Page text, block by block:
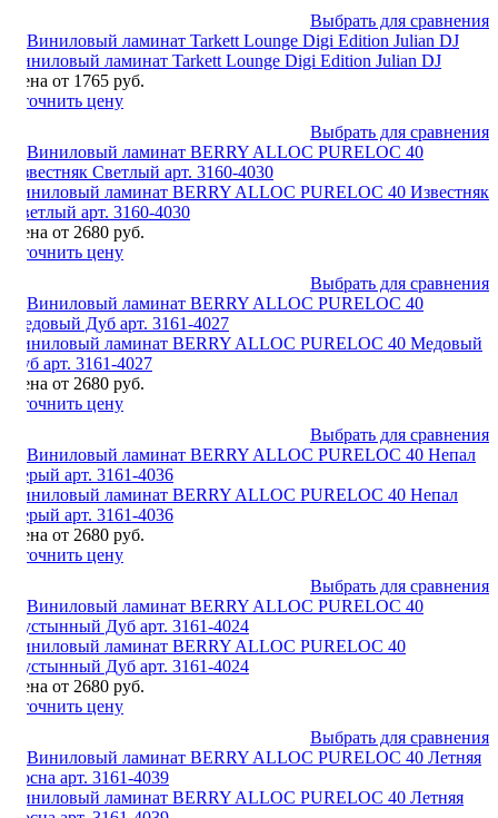
Выбрать для сравнения
Виниловый ламинат Tarkett Lounge Digi Edition Julian DJ
Цена от 1765 руб.
Уточнить цену
Выбрать для сравнения
Виниловый ламинат BERRY ALLOC PURELOC 40 Известняк
Светлый арт. 3160-4030
Цена от 2680 руб.
Уточнить цену
Выбрать для сравнения
Виниловый ламинат BERRY ALLOC PURELOC 40 Медовый
Дуб арт. 3161-4027
Цена от 2680 руб.
Уточнить цену
Выбрать для сравнения
Виниловый ламинат BERRY ALLOC PURELOC 40 Непал
Серый арт. 3161-4036
Цена от 2680 руб.
Уточнить цену
Выбрать для сравнения
Виниловый ламинат BERRY ALLOC PURELOC 40
Пустынный Дуб арт. 3161-4024
Цена от 2680 руб.
Уточнить цену
Выбрать для сравнения
Виниловый ламинат BERRY ALLOC PURELOC 40 Летняя